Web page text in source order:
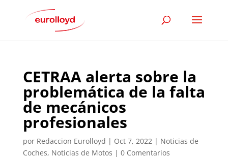
CETRAA alerta sobre la
problemática de la falta
de mecánicos
profesionales
por Redaccion Eurolloyd | Oct 7, 2022| Noticias de
Coches, Noticias de Motos | 0 Comentarios